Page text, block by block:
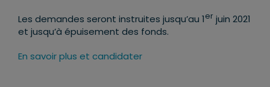
Les demandes seront instruites jusqu’au 1er juin 2021
et jusqu’à épuisement des fonds.
En savoir plus et candidater